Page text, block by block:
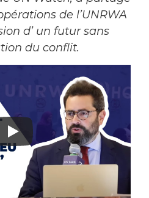
de l’UNRWA
d’ un futur sans
du conflit.